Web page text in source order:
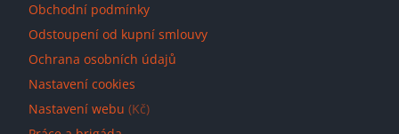
Obchodní podmínky
Odstoupení od kupní smlouvy
Ochrana osobních údajů
Nastavení cookies
Nastavení webu (Kč)